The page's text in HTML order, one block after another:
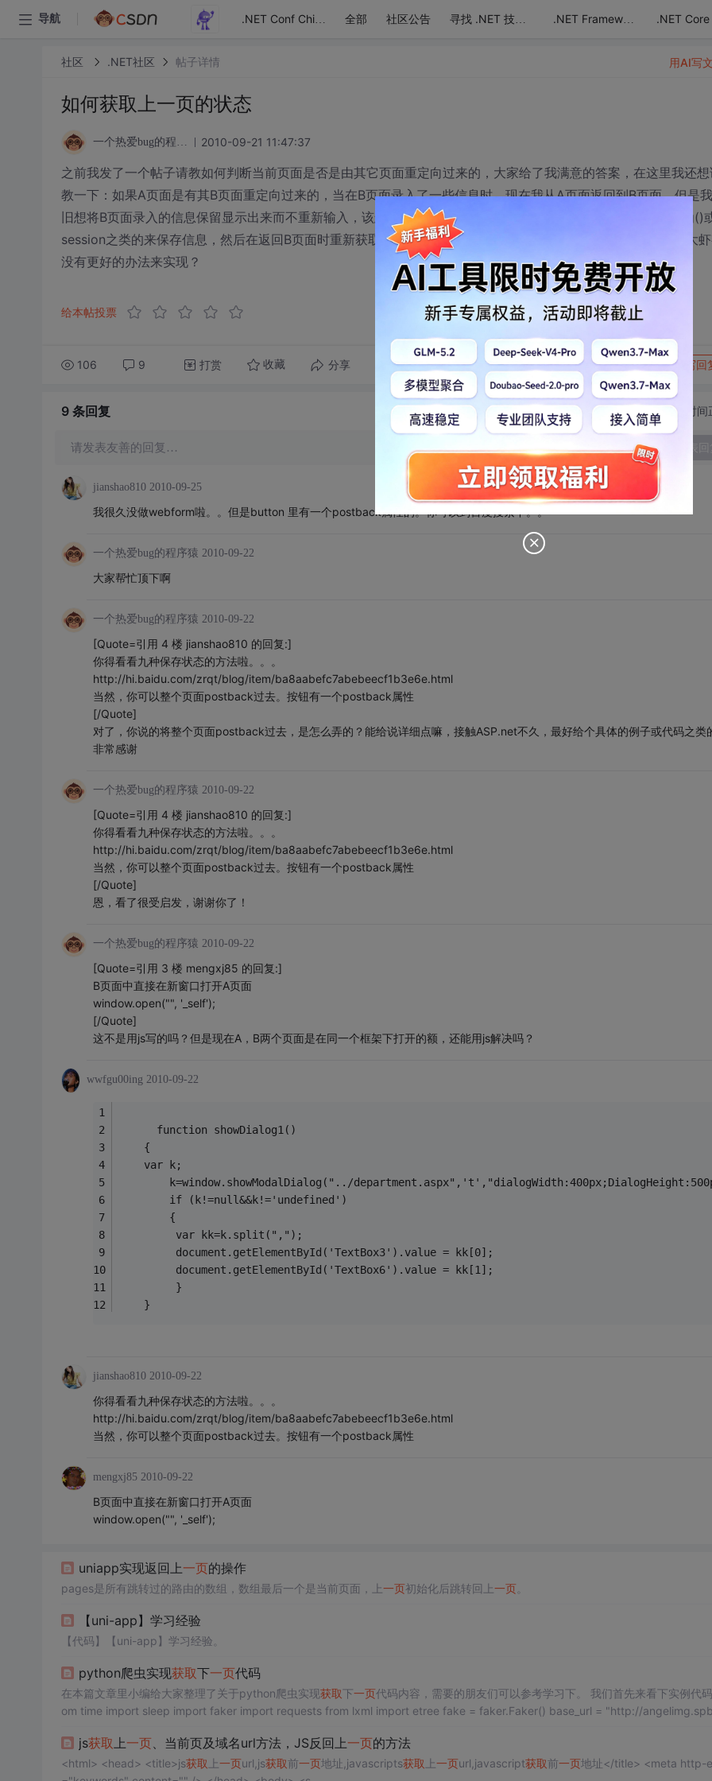
导航 .NET Conf China 全部 社区公告 寻找 .NET 技术达人 .NET Framework .NET Core
社区 .NET社区 帖子详情
如何获取上一页的状态
一个热爱bug的程序猿 2010-09-21 11:47:37
之前我发了一个帖子请教如何判断当前页面是否是由其它页面重定向过来的，大家给了我满意的答案，在这里我还想
教一下：如果A页面是有其B页面重定向过来的，当在B页面录入了一些信息时，现在我从A页面返回到B页面，但是
旧想将B页面录入的信息保留显示出来而不重新输入，该怎么做，我自己想的一个办法是通过request.querystring()
session之类的来保存信息，然后在返回B页面时重新获取这些信息，但是我感觉有点臃肿，有些麻烦，不知各位大
没有更好的办法来实现？
给本帖投票
106 9 打赏 收藏 分享 转发到动态 举报 写回
用AI写
9 条回复 切换为时间
请发表友善的回复…
jianshao810 2010-09-25
我很久没做webform啦。。但是button 里有一个postback属性的。你可以到百度搜索下。。
一个热爱bug的程序猿 2010-09-22
大家帮忙顶下啊
一个热爱bug的程序猿 2010-09-22
[Quote=引用 4 楼 jianshao810 的回复:]
你得看看九种保存状态的方法啦。。。
http://hi.baidu.com/zrqt/blog/item/ba8aabefc7abebeecf1b3e6e.html
当然，你可以整个页面postback过去。按钮有一个postback属性
[/Quote]
对了，你说的将整个页面postback过去，是怎么弄的？能给说详细点嘛，接触ASP.net不久，最好给个具体的例子或代码之类
非常感谢
一个热爱bug的程序猿 2010-09-22
[Quote=引用 4 楼 jianshao810 的回复:]
你得看看九种保存状态的方法啦。。。
http://hi.baidu.com/zrqt/blog/item/ba8aabefc7abebeecf1b3e6e.html
当然，你可以整个页面postback过去。按钮有一个postback属性
[/Quote]
恩，看了很受启发，谢谢你了！
一个热爱bug的程序猿 2010-09-22
[Quote=引用 3 楼 mengxj85 的回复:]
B页面中直接在新窗口打开A页面
window.open("", '_self');
[/Quote]
这不是用js写的吗？但是现在A，B两个页面是在同一个框架下打开的额，还能用js解决吗？
wwfgu00ing 2010-09-22
      function showDialog1()
	{
	var k;
k=window.showModalDialog("../
		if (k!=null&&k!='undefined')
		{
		 var kk=k.split(",");
		 document.getElementById('TextBox3').value = kk[0];
		 document.getElementById('TextBox6').value = kk[1];
		 }
	}
jianshao810 2010-09-22
你得看看九种保存状态的方法啦。。。
http://hi.baidu.com/zrqt/blog/item/ba8aabefc7abebeecf1b3e6e.html
当然，你可以整个页面postback过去。按钮有一个postback属性
mengxj85 2010-09-22
B页面中直接在新窗口打开A页面
window.open("", '_self');
uniapp实现返回上一页的操作
pages是所有跳转过的路由的数组，数组最后一个是当前页面，上一页初始化后跳转回上一页。
【uni-app】学习经验
【代码】【uni-app】学习经验。
python爬虫实现获取下一页代码
在本篇文章里小编给大家整理了关于python爬虫实现获取下一页代码内容，需要的朋友们可以参考学习下。 我们首先来看下实例代码： fr
om time import sleep import faker import requests from lxml import etree fake = faker.Faker() base_url = "http://
js获取上一页、当前页及域名url方法，JS反回上一页的方法
<html> <head> <title>js获取 上一页url,js获取前一页地址,javascripts获取 上一页url,javascript获取前一页地址</title> <meta http-